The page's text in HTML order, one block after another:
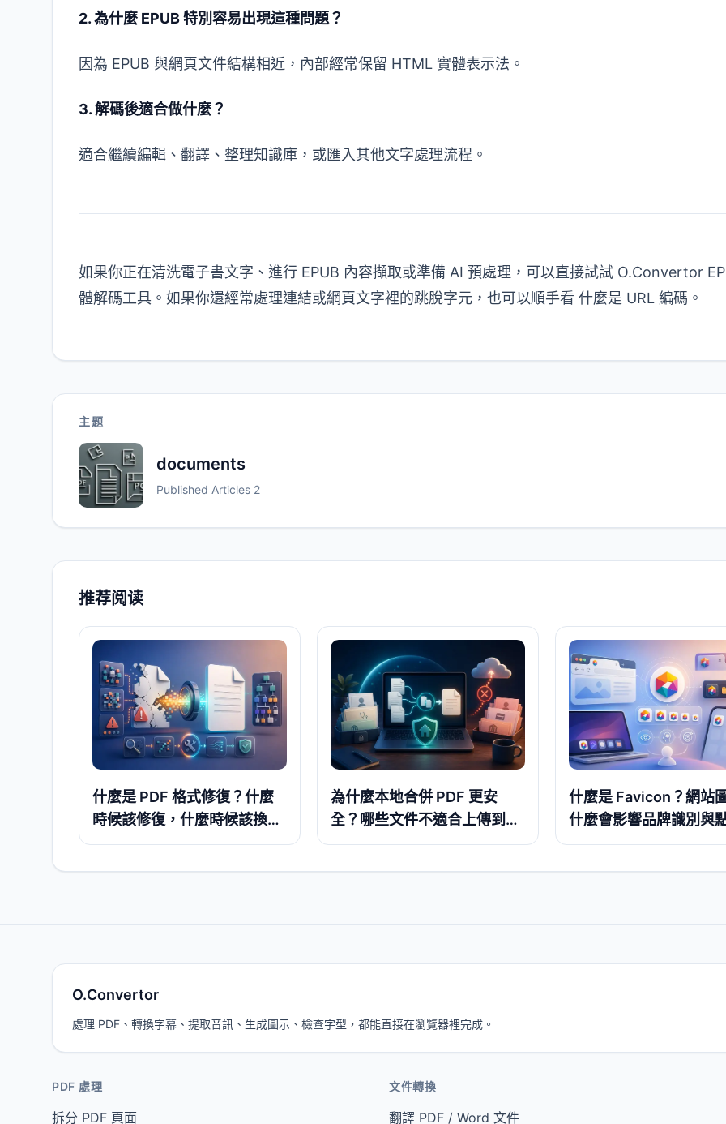
2. 為什麼 EPUB 特別容易出現這種問題？
因為 EPUB 與網頁文件結構相近，內部經常保留 HTML 實體表示法。
3. 解碼後適合做什麼？
適合繼續編輯、翻譯、整理知識庫，或匯入其他文字處理流程。
如果你正在清洗電子書文字、進行 EPUB 內容擷取或準備 AI 預處理，可以直接試試 O.Convertor
體解碼工具 。如果你還經常處理連結或網頁文字裡的跳脫字元，也可以順手看 什麼是 URL 編碼 。
主题
documents
Published Articles 2
推荐阅读
什麼是 PDF 格式修復？什麼
時候該修復，什麼時候該換別
的方法
為什麼本地合併 PDF 更安
全？哪些文件不適合上傳到線
上伺服器
什麼是 Favicon？網站
什麼會影響品牌識別與
驗
O.Convertor
處理 PDF、轉換字幕、提取音訊、生成圖示、檢查字型，都能直接在瀏覽器裡完成。
PDF 處理
拆分 PDF 頁面
文件轉換
翻譯 PDF / Word 文件